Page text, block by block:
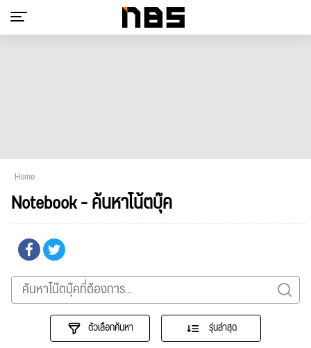
Home
Notebook - ค้นหาโน้ตบุ๊ค
ตัวเลือกค้นหา รุ่นล่าสุด